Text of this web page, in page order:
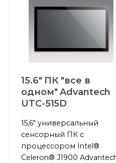
15.6" ПК "все в
одном" Advantech
UTC-515D
15,6" универсальный
сенсорный ПК с
процессором Intel®
Celeron® J1900